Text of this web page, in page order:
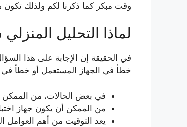
وقت مبكر كما ذكرنا لكم ولذلك تكون
لماذا التحليل
في الحقيقة إن الإجابة على هذا
خطأ في الجهاز المستعمل أو خطأ في
في بعض الحالات، من الممكن
من الممكن أن يكون جهاز
يعد التوقيت من أهم العوامل